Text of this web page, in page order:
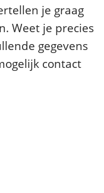
je graag
Weet je precies
gegevens
contact